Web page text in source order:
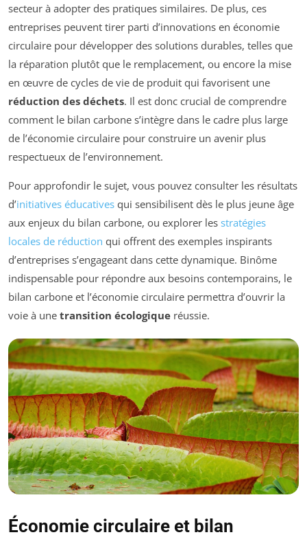
secteur à adopter des pratiques similaires. De plus, ces
entreprises peuvent tirer parti d’innovations en économie
circulaire pour développer des solutions durables, telles que
la réparation plutôt que le remplacement, ou encore la mise
en œuvre de cycles de vie de produit qui favorisent une
réduction des déchets. Il est donc crucial de comprendre
comment le bilan carbone s’intègre dans le cadre plus large
de l’économie circulaire pour construire un avenir plus
respectueux de l’environnement.
Pour approfondir le sujet, vous pouvez consulter les résultats
d’initiatives éducatives qui sensibilisent dès le plus jeune âge
aux enjeux du bilan carbone, ou explorer les stratégies
locales de réduction qui offrent des exemples inspirants
d’entreprises s’engageant dans cette dynamique. Binôme
indispensable pour répondre aux besoins contemporains, le
bilan carbone et l’économie circulaire permettra d’ouvrir la
voie à une transition écologique réussie.
Économie circulaire et bilan